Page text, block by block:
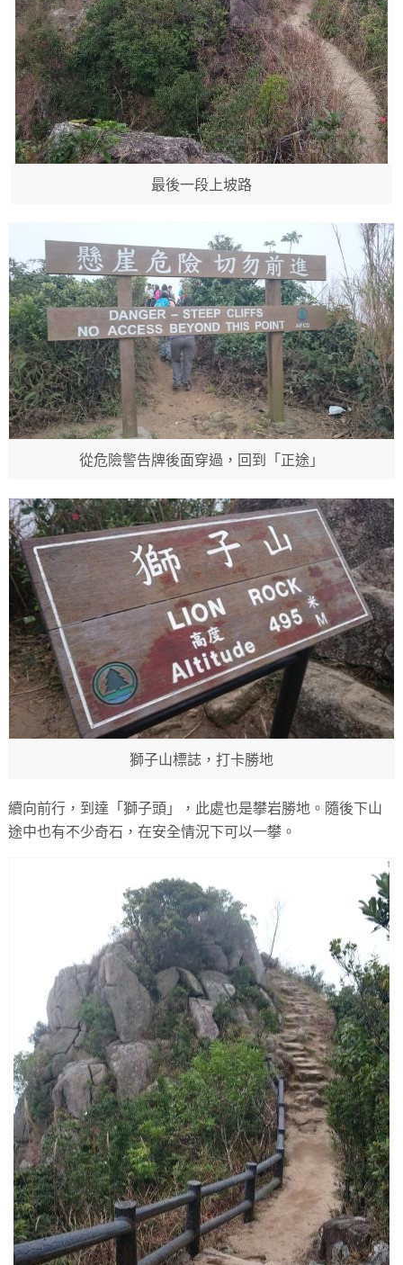
最後一段上坡路
從危險警告牌後面穿過，回到「正途」
獅子山標誌，打卡勝地
續向前行，到達「獅子頭」，此處也是攀岩勝地。隨後下山
途中也有不少奇石，在安全情況下可以一攀。